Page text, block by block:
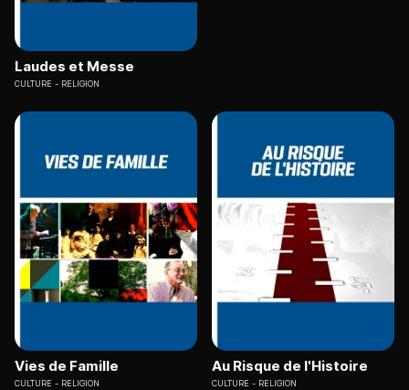
Laudes et Messe
CULTURE RELIGION
Vies de Famille
CULTURE RELIGION
Au Risque de l'Histoire
CULTURE RELIGION